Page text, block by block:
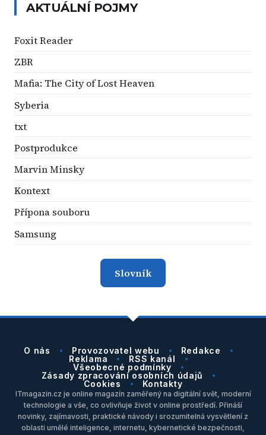
AKTUÁLNÍ POJMY
Foxit Reader
ZBR
Mafia: The City of Lost Heaven
Syberia
txt
Postprodukce
Marvin Minsky
Kontext
Přípona souboru
Samsung
Slovník
O nás Provozovatel webu
Redakce
Reklama
RSS kanál
Všeobecné podmínky
Zásady zpracování osobních údajů
Cookies
Kontakty
ITmagazin.cz je online magazín zaměřený na digitální svět, moderní
technologie a vše, co ovlivňuje život v online prostředí. Přináší
novinky, zajímavosti, praktické návody i srozumitelná vysvětlení z
oblasti umělé inteligence, internetu, kybernetické bezpečnosti,